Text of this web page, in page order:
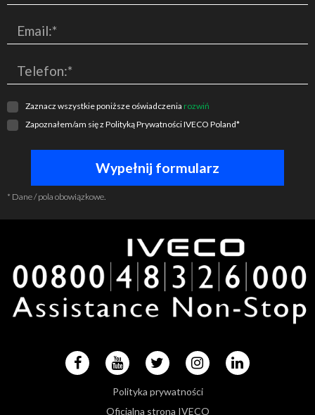
Email:*
Telefon:*
Zaznacz wszystkie poniższe oświadczenia rozwiń
Zapoznałem/am się z Polityką Prywatności IVECO Poland*
* Dane / pola obowiązkowe.
Polityka prywatności
Oficjalna strona IVECO